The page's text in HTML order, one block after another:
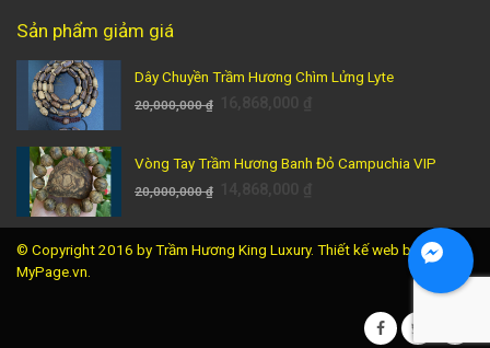
Sản phẩm giảm giá
Dây Chuyền Trầm Hương Chìm Lửng Lyte
20,000,000₫
Vòng Tay Trầm Hương Banh Đỏ Campuchia VIP
20,000,000₫
© Copyright 2016 by Trầm Hương King Luxury. Thiết kế web bởi
MyPage.vn.